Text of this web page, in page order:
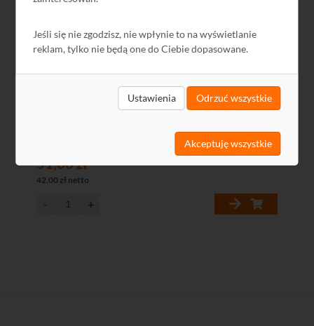
Jeśli się nie zgodzisz, nie wpłynie to na wyświetlanie
reklam, tylko nie będą one do Ciebie dopasowane.
Ustawienia Odrzuć wszystkie
Akceptuję wszystkie
Półka do szafy RACK 19" 450 mm
51,66 zł
42,00 zł netto